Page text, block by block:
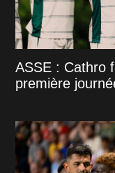
ASSE : Cathro
première